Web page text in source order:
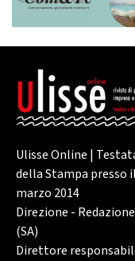
Ulisse Online |
della Stampa presso
marzo 2014
Direzione -
(SA)
Direttore